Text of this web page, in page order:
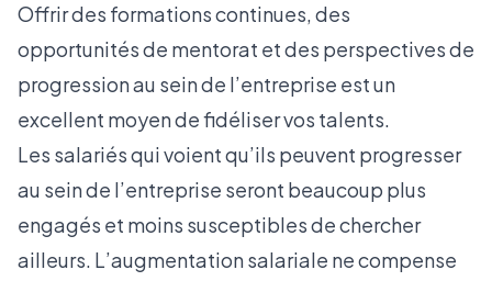
Offrir des formations continues, des
opportunités de mentorat et des perspectives de
progression au sein de l’entreprise est un
excellent moyen de fidéliser vos talents.
Les salariés qui voient qu’ils peuvent progresser
au sein de l’entreprise seront beaucoup plus
engagés et moins susceptibles de chercher
ailleurs. L’augmentation salariale ne compense